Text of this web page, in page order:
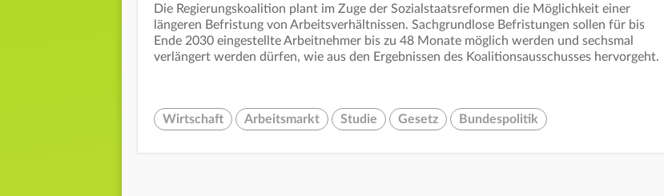
Die Regierungskoalition plant im Zuge der Sozialstaatsreformen die Möglichkeit einer
längeren Befristung von Arbeitsverhältnissen. Sachgrundlose Befristungen sollen für bis
Ende 2030 eingestellte Arbeitnehmer bis zu 48 Monate möglich werden und sechsmal
verlängert werden dürfen, wie aus den Ergebnissen des Koalitionsausschusses hervorgeht.
Wirtschaft Arbeitsmarkt Studie Gesetz Bundespolitik